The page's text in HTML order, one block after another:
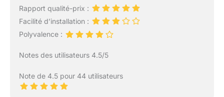
Rapport qualité-prix :
Facilité d’installation :
Polyvalence :
Notes des utilisateurs 4.5/5
Note de 4.5 pour 44 utilisateurs